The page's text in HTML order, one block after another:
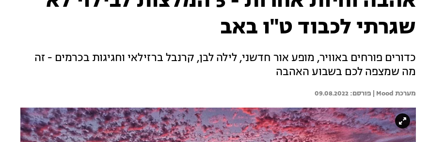
שגרתי לכבוד ט"ו באב
כדורים פורחים באוויר, מופע אור חדשני, לילה לבן, קרנבל ברזילאי וחגיגות בכרמים - זה
מה שמצפה לכם בשבוע האהבה
מערכת Mood | 09.08.2022